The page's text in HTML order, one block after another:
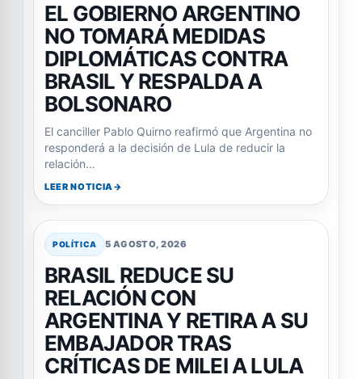
EL GOBIERNO ARGENTINO
NO TOMARÁ MEDIDAS
DIPLOMÁTICAS CONTRA
BRASIL Y RESPALDA A
BOLSONARO
El canciller Pablo Quirno reafirmó que Argentina no
responderá a la decisión de Lula de reducir la
relación…
LEER NOTICIA
POLÍTICA 5 AGOSTO, 2026
BRASIL REDUCE SU
RELACIÓN CON
ARGENTINA Y RETIRA A SU
EMBAJADOR TRAS
CRÍTICAS DE MILEI A LULA